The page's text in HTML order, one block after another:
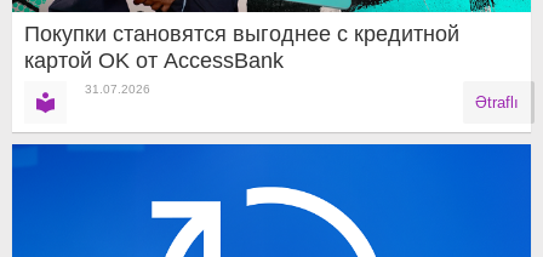
Покупки становятся выгоднее с кредитной
картой OK от AccessBank
31.07.2026
Ətraflı